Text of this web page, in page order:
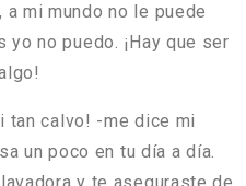
mi mundo no le puede
yo no puedo. ¡Hay que ser
tan calvo! -me dice mi
un poco en tu día a día.